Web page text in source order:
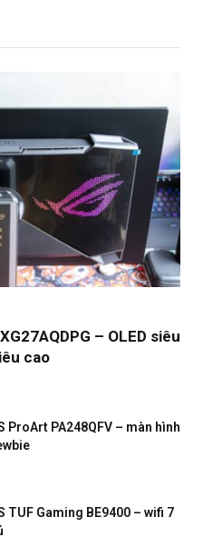
– OLED siêu
cao
ProArt PA248QFV – màn hình
TUF Gaming BE9400 – wifi 7